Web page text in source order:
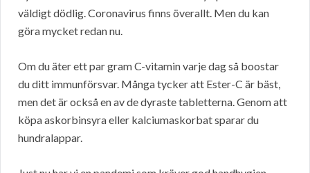
väldigt dödlig. Coronavirus finns överallt. Men du kan
göra mycket redan nu.
Om du äter ett par gram C-vitamin varje dag så boostar
du ditt immunförsvar. Många tycker att Ester-C är bäst,
men det är också en av de dyraste tabletterna. Genom att
köpa askorbinsyra eller kalciumaskorbat sparar du
hundralappar.